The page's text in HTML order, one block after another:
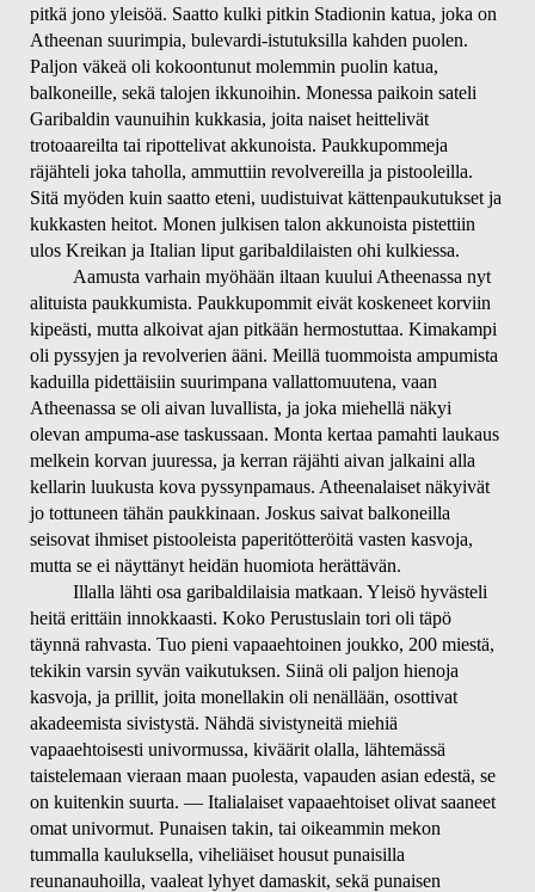
pitkä jono yleisöä. Saatto kulki pitkin Stadionin katua, joka on
Atheenan suurimpia, bulevardi-istutuksilla kahden puolen.
Paljon väkeä oli kokoontunut molemmin puolin katua,
balkoneille, sekä talojen ikkunoihin. Monessa paikoin sateli
Garibaldin vaunuihin kukkasia, joita naiset heittelivät
trotoaareilta tai ripottelivat akkunoista. Paukkupommeja
räjähteli joka taholla, ammuttiin revolvereilla ja pistooleilla.
Sitä myöden kuin saatto eteni, uudistuivat kättenpaukutukset ja
kukkasten heitot. Monen julkisen talon akkunoista pistettiin
ulos Kreikan ja Italian liput garibaldilaisten ohi kulkiessa.
Aamusta varhain myöhään iltaan kuului Atheenassa nyt
alituista paukkumista. Paukkupommit eivät koskeneet korviin
kipeästi, mutta alkoivat ajan pitkään hermostuttaa. Kimakampi
oli pyssyjen ja revolverien ääni. Meillä tuommoista ampumista
kaduilla pidettäisiin suurimpana vallattomuutena, vaan
Atheenassa se oli aivan luvallista, ja joka miehellä näkyi
olevan ampuma-ase taskussaan. Monta kertaa pamahti laukaus
melkein korvan juuressa, ja kerran räjähti aivan jalkaini alla
kellarin luukusta kova pyssynpamaus. Atheenalaiset näkyivät
jo tottuneen tähän paukkinaan. Joskus saivat balkoneilla
seisovat ihmiset pistooleista paperitötteröitä vasten kasvoja,
mutta se ei näyttänyt heidän huomiota herättävän.
Illalla lähti osa garibaldilaisia matkaan. Yleisö hyvästeli
heitä erittäin innokkaasti. Koko Perustuslain tori oli täpö
täynnä rahvasta. Tuo pieni vapaaehtoinen joukko, 200 miestä,
tekikin varsin syvän vaikutuksen. Siinä oli paljon hienoja
kasvoja, ja prillit, joita monellakin oli nenällään, osottivat
akadeemista sivistystä. Nähdä sivistyneitä miehiä
vapaaehtoisesti univormussa, kiväärit olalla, lähtemässä
taistelemaan vieraan maan puolesta, vapauden asian edestä, se
on kuitenkin suurta. — Italialaiset vapaaehtoiset olivat saaneet
omat univormut. Punaisen takin, tai oikeammin mekon
tummalla kauluksella, viheliäiset housut punaisilla
reunanauhoilla, vaaleat lyhyet damaskit, sekä punaisen